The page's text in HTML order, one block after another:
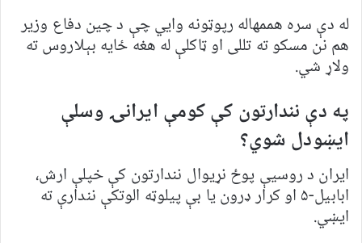
له دې سره هممهاله رپوټونه وايي چې د چین دفاع وزیر
هم نن مسکو ته تللی او ټاکلې له هغه ځایه بېلاروس ته
ولاړ شي.
په دې نندارتون کې کومې ایرانۍ وسلې
ایښودل شوي؟
ایران د روسیې پوځ نړیوال نندارتون کې خپلې ارش،
ابابیل-۵ او کرار ډرون یا بې پیلوټه الوتکې نندارې ته
ایښي.